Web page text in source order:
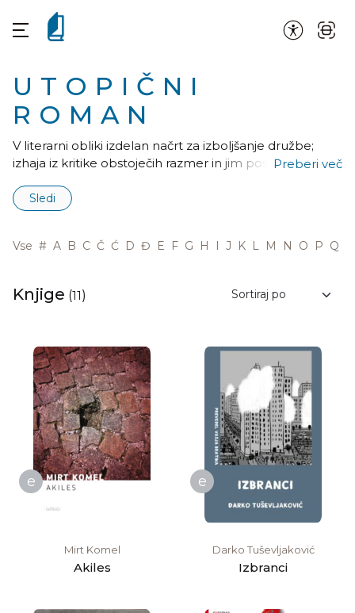
UTOPIČNI
ROMAN
V literarni obliki izdelan načrt za izboljšanje družbe;
izhaja iz kritike obstoječih razmer in jim postavljaPreberi več
Sledi
Vse # A B C Č Ć D Đ E F G H I J K L M N O P Q
Knjige (11)
e
Mirt Komel
Akiles
e
Darko Tuševljaković
Izbranci